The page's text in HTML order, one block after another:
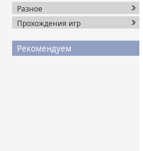
Разное
Прохождения игр
Рекомендуем